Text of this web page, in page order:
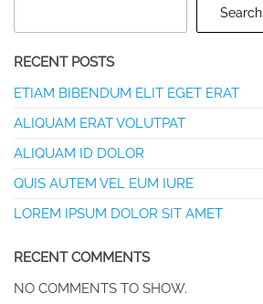
Search
RECENT POSTS
ETIAM BIBENDUM ELIT EGET ERAT
ALIQUAM ERAT VOLUTPAT
ALIQUAM ID DOLOR
QUIS AUTEM VEL EUM IURE
LOREM IPSUM DOLOR SIT AMET
RECENT COMMENTS
NO COMMENTS TO SHOW.